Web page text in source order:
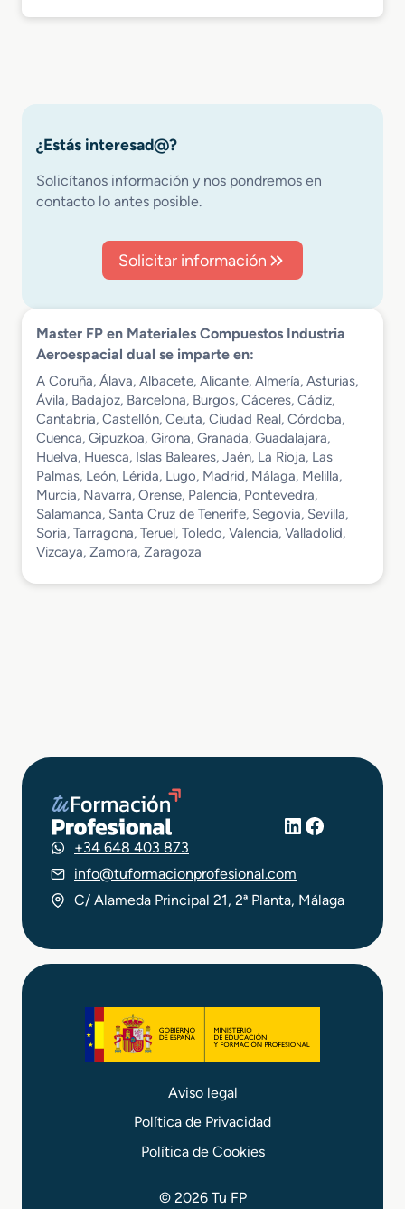
¿Estás interesad@?
Solicítanos información y nos pondremos en
contacto lo antes posible.
Solicitar información
Master FP en Materiales Compuestos Industria
Aeroespacial dual se imparte en:
A Coruña, Álava, Albacete, Alicante, Almería, Asturias,
Ávila, Badajoz, Barcelona, Burgos, Cáceres, Cádiz,
Cantabria, Castellón, Ceuta, Ciudad Real, Córdoba,
Cuenca, Gipuzkoa, Girona, Granada, Guadalajara,
Huelva, Huesca, Islas Baleares, Jaén, La Rioja, Las
Palmas, León, Lérida, Lugo, Madrid, Málaga, Melilla,
Murcia, Navarra, Orense, Palencia, Pontevedra,
Salamanca, Santa Cruz de Tenerife, Segovia, Sevilla,
Soria, Tarragona, Teruel, Toledo, Valencia, Valladolid,
Vizcaya, Zamora, Zaragoza
LinkedIn
Facebook
+34 648 403 873
info@tuformacionprofesional.com
C/ Alameda Principal 21, 2ª Planta, Málaga
Aviso legal
Política de Privacidad
Política de Cookies
© 2026 Tu FP